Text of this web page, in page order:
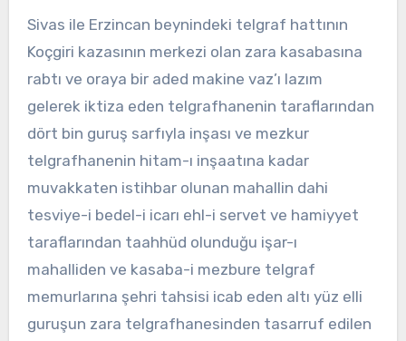
Sivas ile Erzincan beynindeki telgraf hattının
Koçgiri kazasının merkezi olan zara kasabasına
rabtı ve oraya bir aded makine vaz’ı lazım
gelerek iktiza eden telgrafhanenin taraflarından
dört bin guruş sarfıyla inşası ve mezkur
telgrafhanenin hitam-ı inşaatına kadar
muvakkaten istihbar olunan mahallin dahi
tesviye-i bedel-i icarı ehl-i servet ve hamiyyet
taraflarından taahhüd olunduğu işar-ı
mahalliden ve kasaba-i mezbure telgraf
memurlarına şehri tahsisi icab eden altı yüz elli
guruşun zara telgrafhanesinden tasarruf edilen